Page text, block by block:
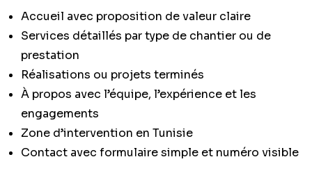
Accueil avec proposition de valeur claire
Services détaillés par type de chantier ou de
prestation
Réalisations ou projets terminés
À propos avec l’équipe, l’expérience et les
engagements
Zone d’intervention en Tunisie
Contact avec formulaire simple et numéro visible